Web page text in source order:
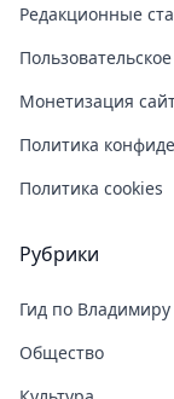
Редакционные
Монетизация
Политика
Политика cookies
Рубрики
Гид по Владимиру
Общество